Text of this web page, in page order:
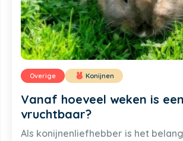
Overige Konijnen
Vanaf hoeveel weken is
vruchtbaar?
Als konijnenliefhebber is het